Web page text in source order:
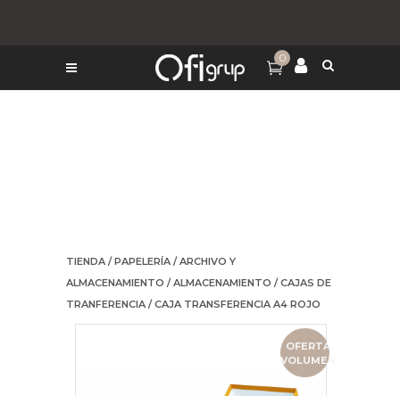
0
TIENDA /PAPELERÍA /ARCHIVO Y
ALMACENAMIENTO /ALMACENAMIENTO /CAJAS DE
TRANFERENCIA / CAJA TRANSFERENCIA A4 ROJO
OFERTA
VOLUMEN